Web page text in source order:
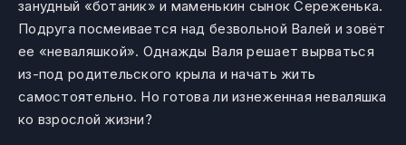
занудный «ботаник» и маменькин сынок Сереженька.
Подруга посмеивается над безвольной Валей и зовёт
ее «неваляшкой». Однажды Валя решает вырваться
из-под родительского крыла и начать жить
самостоятельно. Но готова ли изнеженная неваляшка
ко взрослой жизни?